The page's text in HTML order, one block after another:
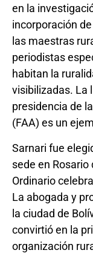
en la
incorporación
las maestras
periodistas
habitan la
visibilizadas. La
presidencia de
(FAA) es un
Sarnari fue
sede en Rosario
Ordinario
La abogada y
la ciudad de
convirtió en la
organización